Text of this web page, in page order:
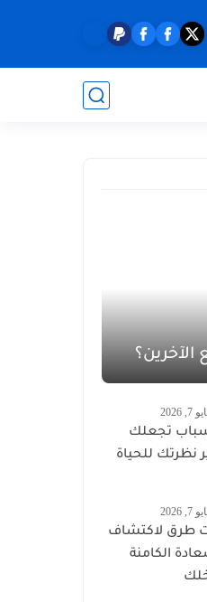
2026
أسباب تجعلك
نظرتك للحياة
2026
طرق لاكتشاف
الكامنة